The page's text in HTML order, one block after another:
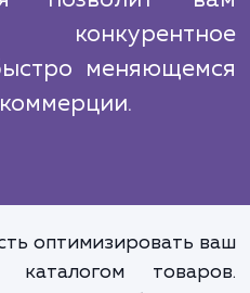
процесс
товаров,